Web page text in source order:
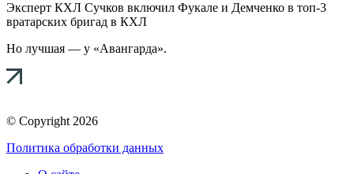
Эксперт КХЛ Сучков включил Фукале и Демченко в топ-3
вратарских бригад в КХЛ
Но лучшая — у «Авангарда».
© Copyright 2026
Политика обработки данных